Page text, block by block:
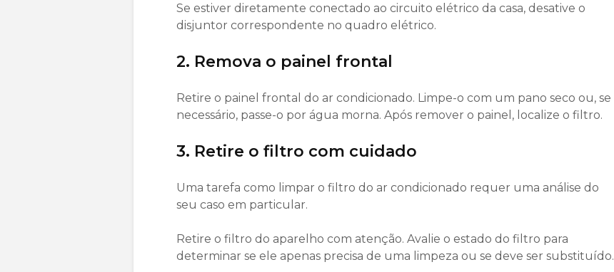
Se estiver diretamente conectado ao circuito elétrico da casa, desative o
disjuntor correspondente no quadro elétrico.
2. Remova o painel frontal
Retire o painel frontal do ar condicionado. Limpe-o com um pano seco ou, se
necessário, passe-o por água morna. Após remover o painel, localize o filtro.
3. Retire o filtro com cuidado
Uma tarefa como limpar o filtro do ar condicionado requer uma análise do
seu caso em particular.
Retire o filtro do aparelho com atenção. Avalie o estado do filtro para
determinar se ele apenas precisa de uma limpeza ou se deve ser substituído.